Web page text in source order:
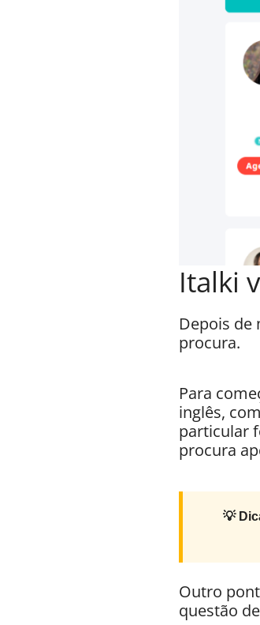
Italki
Depois de
procura.
Para
inglês,
particular
procura
💡
Outro
questão